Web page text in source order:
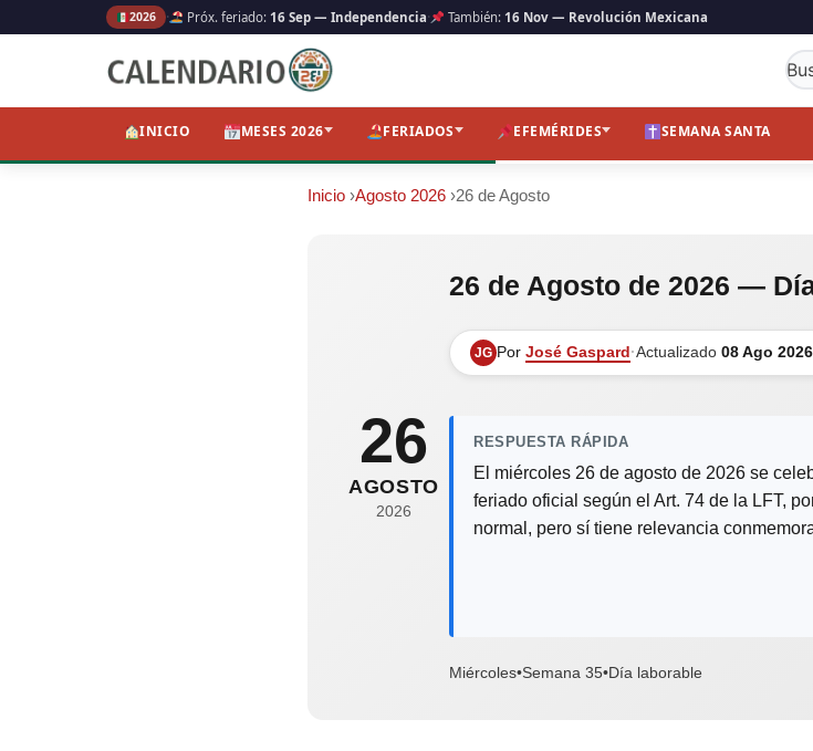
2026 · Próx. feriado: 16 Sep — Independencia· También: 16 Nov — Revolución Mexicana
INICIO MESES 2026 FERIADOS EFEMÉRIDES SEMANA SANTA
Inicio ›Agosto 2026 ›26 de Agosto
26
AGOSTO
2026
26 de Agosto de 2026 —
JG Por José Gaspard·Actualizado 08 Ago 2026
RESPUESTA RÁPIDA
El miércoles 26 de agosto de 2026 se
feriado oficial según el Art. 74 de la LFT,
normal, pero sí tiene relevancia
Miércoles•Semana 35•Día laborable